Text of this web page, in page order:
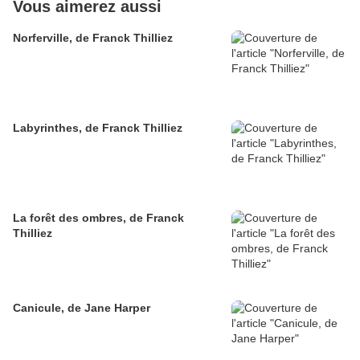
Vous aimerez aussi
Norferville, de Franck Thilliez
Labyrinthes, de Franck Thilliez
La forêt des ombres, de Franck
Thilliez
Canicule, de Jane Harper